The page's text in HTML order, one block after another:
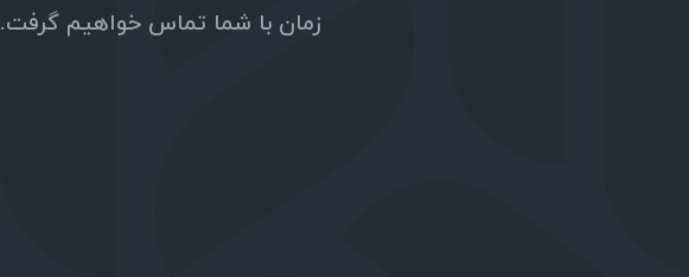
زمان با شما تماس خواهیم گرفت.